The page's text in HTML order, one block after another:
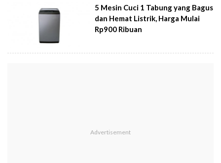
5 Mesin Cuci 1 Tabung yang Bagus
dan Hemat Listrik, Harga Mulai
Rp900 Ribuan